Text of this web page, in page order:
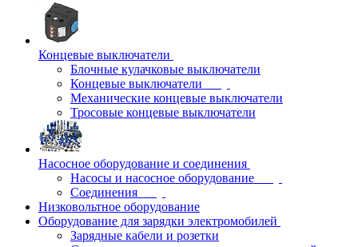
Концевые выключатели
Блочные кулачковые выключатели
Концевые выключатели
Механические концевые выключатели
Тросовые концевые выключатели
Насосное оборудование и соединения
Насосы и насосное оборудование
Соединения
Низковольтное оборудование
Оборудование для зарядки электромобилей
Зарядные кабели и розетки